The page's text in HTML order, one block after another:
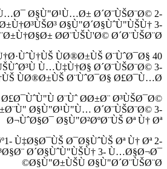
Ø§Ù"Ø¹Ù…Ø± Ø´Ø¨ÙŠØ¨Ø© 2-
Ø§Ù"Ø´Ø§ÙˆÙ"ÙŠÙ† 3-
Ø­Ø¨ÙŠÙ'Ø© Ø´Ø¨ÙŠØ¨Ø©
ÙØ®Ø±ÙŠ Ø¨ÙˆØ¯Ø§
Ù…Ù‡Ù†Ø§ Ø´Ø¨ÙŠØ¨Ø© 3-
ÙØ®Ø±ÙŠ Ø¨ÙˆØ¯Ø§ Ø£Ø¯Ù…Ø§
Ø£Ø¯ÙˆÙ"Ù Ø¨Ùˆ Ø­Ø±Ø¨ Ø³ÙŠØ¯Ø©
Ø§Ù"Ø¹Ù"Ù… Ø´Ø¨ÙŠØ¨Ø© 3-
Ø¬ÙˆØ§Ø¯ Ø§Ù"Ø²ØºØ¨ÙŠ Øª Ù† Øª
Ù‡Ø§Ø¯ÙŠ Ø¯Ø§ÙˆÙŠ Øª Ù† Øª 2-
Ø´Ø§ÙˆÙ"ÙŠÙ† 3- Ù…Ø§Ø¬Ø¯
Ø§Ù"Ø±ÙŠÙ Ø§Ù"Ø´Ø¨ÙŠØ¨Ø©